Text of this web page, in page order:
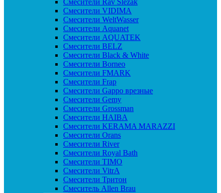
Cмесители Rav Slezak
Cмесители VIDIMA
Cмесители WeltWasser
Смесители Aquanet
Смесители AQUATEK
Смесители BELZ
Смесители Black & White
Смесители Borneo
Смесители FMARK
Смесители Frap
Смесители Gappo врезные
Смесители Gemy
Смесители Grossman
Смесители HAIBA
Смесители KERAMA MARAZZI
Смесители Orans
Смесители River
Смесители Royal Bath
Смесители TIMO
Смесители VitrA
Смесители Тритон
Смеситель Allen Brau